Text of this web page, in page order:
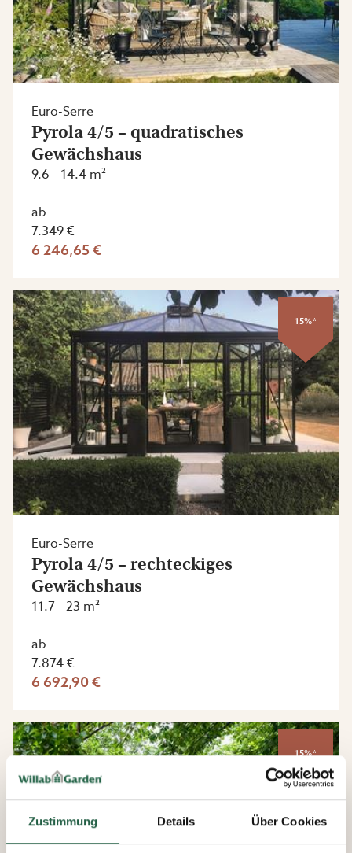
Zustimmung Details Über Cookies
Euro-Serre
Pyrola 4/5 – quadratisches
Gewächshaus
9.6 - 14.4 m²
ab
7.349 €
6 246,65 €
15%*
Euro-Serre
Pyrola 4/5 – rechteckiges
Gewächshaus
11.7 - 23 m²
ab
7.874 €
6 692,90 €
15%*